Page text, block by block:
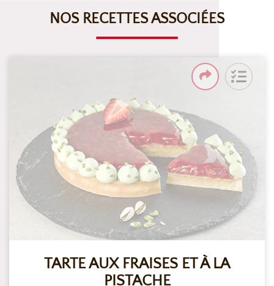
NOS RECETTES ASSOCIÉES
TARTE AUX FRAISES ET À LA
PISTACHE